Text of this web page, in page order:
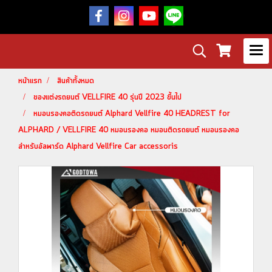
หน้าแรก
สินค้าทั้งหมด
ของแต่งรถยนต์ VELLFIRE 40 รุ่นปี 2023 ขึ้นไป
หมอนรองคอติดรถยนต์ Alphard Vellfire 40 HEADREST for
ALPHARD / VELLFIRE 40 หมอนรองคอ หมอนติดรถยนต์ หมอนรองคอ
สำหรับอัลพาร์ด Alphard Vellfire Car accessoris